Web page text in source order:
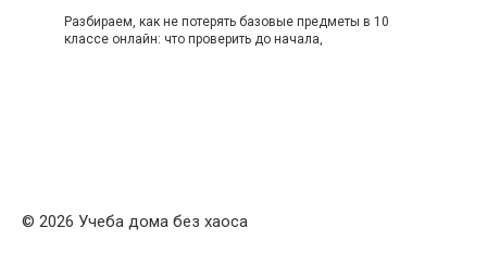
Разбираем, как не потерять базовые предметы в 10
классе онлайн: что проверить до начала,
© 2026 Учеба дома без хаоса